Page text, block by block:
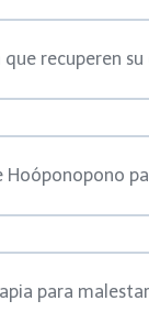
que recuperen
Hoóponopono
para